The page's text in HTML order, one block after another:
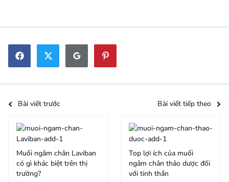
Bài viết trước Bài viết tiếp theo
Muối ngâm chân Laviban
có gì khác biệt trên thị
trường?
Top lợi ích của muối
ngâm chân thảo dược đối
với tinh thần